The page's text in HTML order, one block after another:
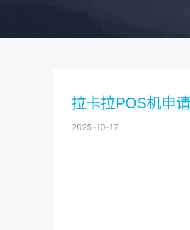
拉卡拉POS机申
2025-10-17